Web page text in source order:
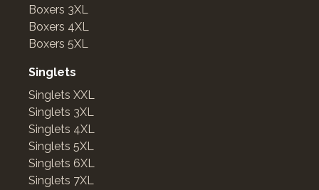
Boxers 3XL
Boxers 4XL
Boxers 5XL
Singlets
Singlets XXL
Singlets 3XL
Singlets 4XL
Singlets 5XL
Singlets 6XL
Singlets 7XL